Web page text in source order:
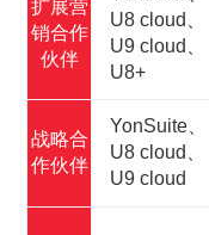
扩展营
销合作
伙伴
U8 cloud、
U9 cloud、
U8+
战略合
作伙伴
YonSuite、
U8 cloud、
U9 cloud